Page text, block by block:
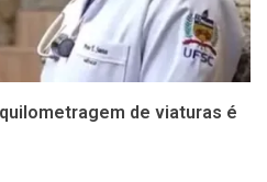
de viaturas é